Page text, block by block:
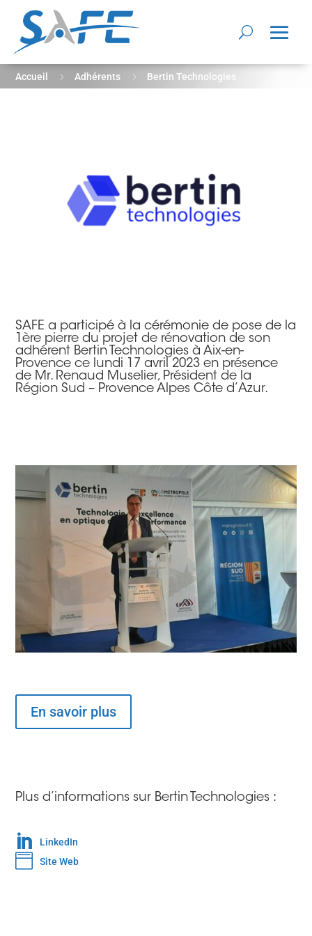
Accueil 5 Adhérents 5 Bertin Technologies
SAFE a participé à la cérémonie de pose de la
1ère pierre du projet de rénovation de son
adhérent Bertin Technologies à Aix-en-
Provence ce lundi 17 avril 2023 en présence
de Mr. Renaud Muselier, Président de la
Région Sud – Provence Alpes Côte d’Azur.
En savoir plus
Plus d’informations sur Bertin Technologies :
 LinkedIn
 Site Web